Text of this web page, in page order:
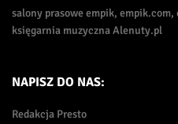
salony prasowe empik,
księgarnia muzyczna Alenuty.pl
NAPISZ DO NAS:
Redakcja Presto